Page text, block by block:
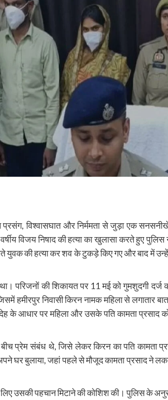
विश्वासघात और निर्ममता से जुड़ा एक
विजय निषाद की हत्या का खुलासा करते हुए पुलिस
की हत्या कर शव के टुकड़े किए गए और बाद में
परिजनों की शिकायत पर 11 मई को गुमशुदगी
हमीरपुर निवासी किरन नामक महिला से लगातार
के आधार पर महिला और उसके पति कामता प्रसाद
प्रेम संबंध थे, जिसे लेकर किरन का पति कामता
घर बुलाया, जहां पहले से मौजूद कामता प्रसाद ने
उसकी पहचान मिटाने की कोशिश की। पुलिस के